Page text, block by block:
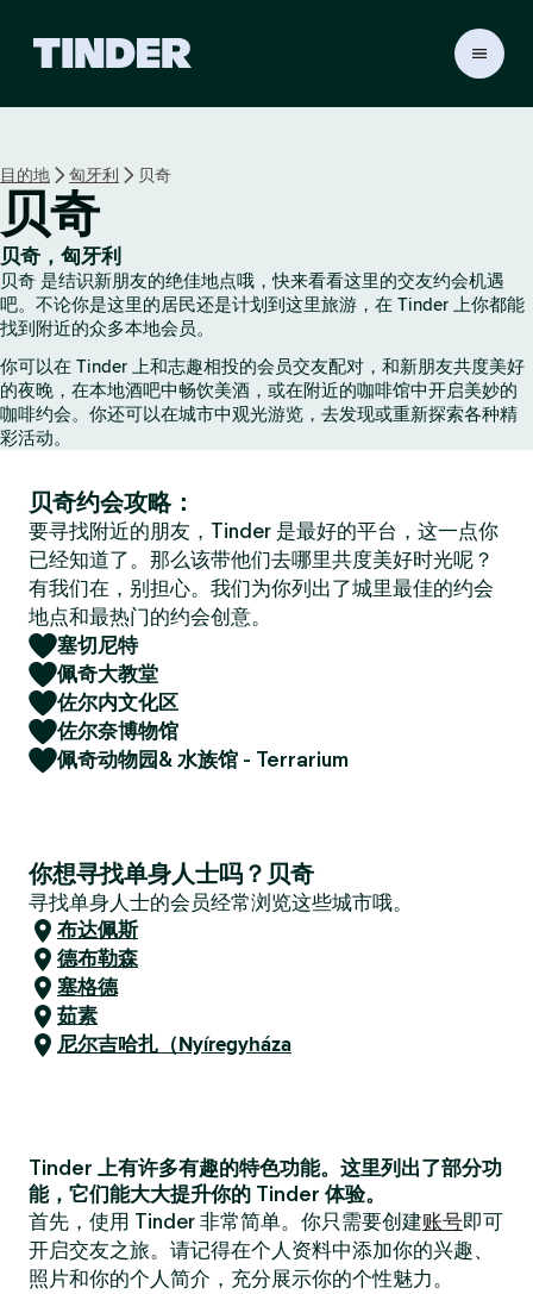
目的地 匈牙利 贝奇
贝奇
贝奇，匈牙利
贝奇 是结识新朋友的绝佳地点哦，快来看看这里的交友约会机遇
吧。不论你是这里的居民还是计划到这里旅游，在 Tinder 上你都能
找到附近的众多本地会员。
你可以在 Tinder 上和志趣相投的会员交友配对，和新朋友共度美好
的夜晚，在本地酒吧中畅饮美酒，或在附近的咖啡馆中开启美妙的
咖啡约会。你还可以在城市中观光游览，去发现或重新探索各种精
彩活动。
贝奇约会攻略：
要寻找附近的朋友，Tinder 是最好的平台，这一点你
已经知道了。那么该带他们去哪里共度美好时光呢？
有我们在，别担心。我们为你列出了城里最佳的约会
地点和最热门的约会创意。
塞切尼特
佩奇大教堂
佐尔内文化区
佐尔奈博物馆
佩奇动物园& 水族馆 - Terrarium
你想寻找单身人士吗？贝奇
寻找单身人士的会员经常浏览这些城市哦。
布达佩斯
德布勒森
塞格德
茹素
尼尔吉哈扎（Nyíregyháza
Tinder 上有许多有趣的特色功能。这里列出了部分功
能，它们能大大提升你的 Tinder 体验。
首先，使用 Tinder 非常简单。你只需要创建账号即可
开启交友之旅。请记得在个人资料中添加你的兴趣、
照片和你的个人简介，充分展示你的个性魅力。